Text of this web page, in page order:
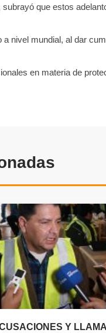
que estos
nivel mundial, al dar
en materia de
Y